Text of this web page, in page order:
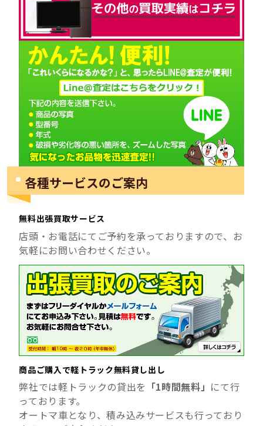
各種サービスのご案内
無料出張買取サービス
店頭・お電話にてご予約を承っておりますので、お
気軽にお問い合わせください。
商品ご購入で軽トラック無料貸し出し
弊社では軽トラックの貸出を 「1時間無料」 にて行
っております。
オートマ車となり、積み込みサービスも行っており